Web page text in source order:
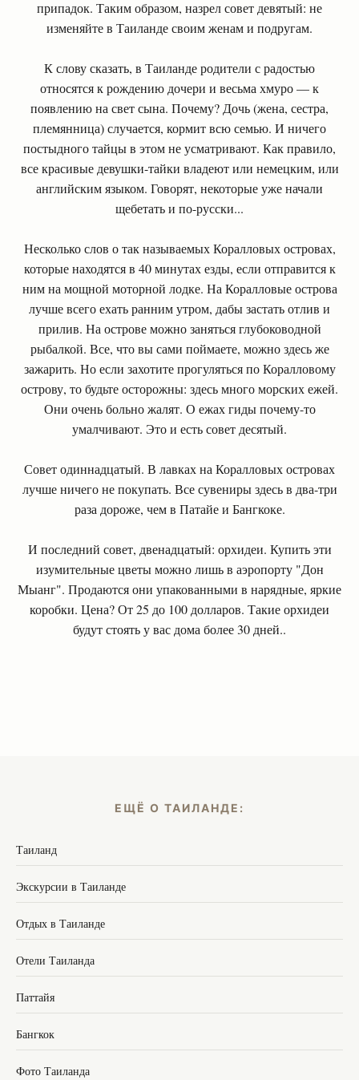
припадок. Таким образом, назрел совет девятый: не
изменяйте в Таиланде своим женам и подругам.
К слову сказать, в Таиланде родители с радостью
относятся к рождению дочери и весьма хмуро — к
появлению на свет сына. Почему? Дочь (жена, сестра,
племянница) случается, кормит всю семью. И ничего
постыдного тайцы в этом не усматривают. Как правило,
все красивые девушки-тайки владеют или немецким, или
английским языком. Говорят, некоторые уже начали
щебетать и по-русски...
Несколько слов о так называемых Коралловых островах,
которые находятся в 40 минутах езды, если отправится к
ним на мощной моторной лодке. На Коралловые острова
лучше всего ехать ранним утром, дабы застать отлив и
прилив. На острове можно заняться глубоководной
рыбалкой. Все, что вы сами поймаете, можно здесь же
зажарить. Но если захотите прогуляться по Коралловому
острову, то будьте осторожны: здесь много морских ежей.
Они очень больно жалят. О ежах гиды почему-то
умалчивают. Это и есть совет десятый.
Совет одиннадцатый. В лавках на Коралловых островах
лучше ничего не покупать. Все сувениры здесь в два-три
раза дороже, чем в Патайе и Бангкоке.
И последний совет, двенадцатый: орхидеи. Купить эти
изумительные цветы можно лишь в аэропорту "Дон
Мыанг". Продаются они упакованными в нарядные, яркие
коробки. Цена? От 25 до 100 долларов. Такие орхидеи
будут стоять у вас дома более 30 дней..
ЕЩЁ О ТАИЛАНДЕ:
Таиланд
Экскурсии в Таиланде
Отдых в Таиланде
Отели Таиланда
Паттайя
Бангкок
Фото Таиланда